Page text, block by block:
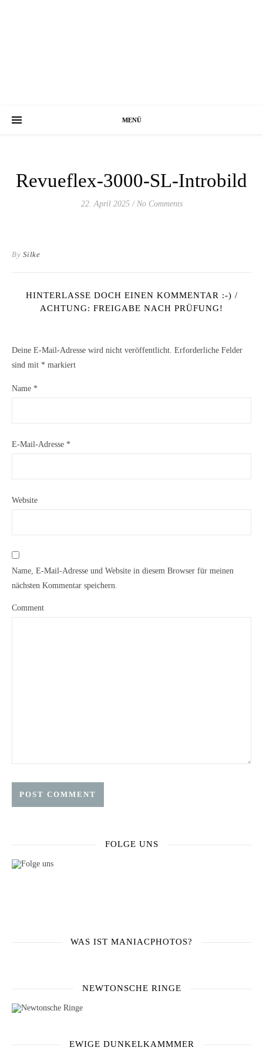
MENÜ
Revueflex-3000-SL-Introbild
22. April 2025 / No Comments
By Silke
HINTERLASSE DOCH EINEN KOMMENTAR :-) /
ACHTUNG: FREIGABE NACH PRÜFUNG!
Deine E-Mail-Adresse wird nicht veröffentlicht. Erforderliche Felder
sind mit * markiert
Name *
E-Mail-Adresse *
Website
Name, E-Mail-Adresse und Website in diesem Browser für meinen
nächsten Kommentar speichern.
Comment
FOLGE UNS
WAS IST MANIACPHOTOS?
NEWTONSCHE RINGE
EWIGE DUNKELKAMMMER